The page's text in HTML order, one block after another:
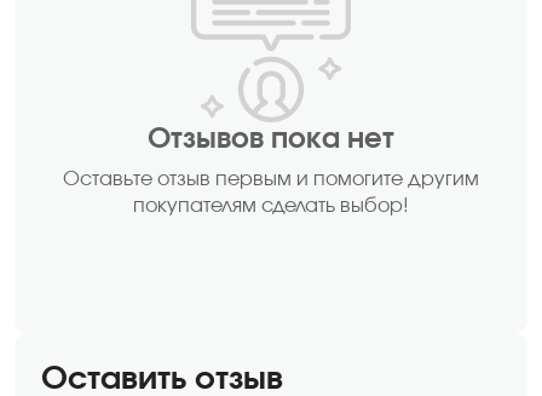
Отзывов пока нет
Оставьте отзыв первым и помогите другим
покупателям сделать выбор!
Оставить отзыв